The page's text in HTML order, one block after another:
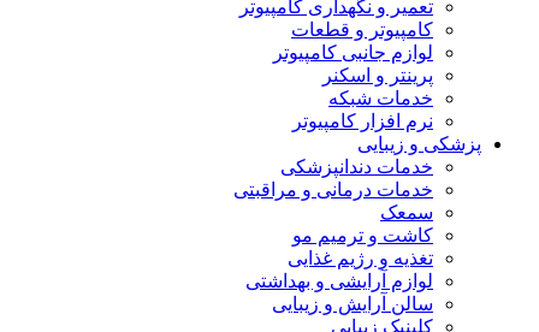
تعمیر و نگهداری کامپیوتر
کامپیوتر و قطعات
لوازم جانبی کامپیوتر
پرینتر و اسکنر
خدمات شبکه
نرم افزار کامپیوتر
پزشکی و زیبایی
خدمات دندانپزشکی
خدمات درمانی و مراقبتی
سمعک
کاشت و ترمیم مو
تغذیه و رژیم غذایی
لوازم آرایشی و بهداشتی
سالن آرایش و زیبایی
کلینیک زیبایی